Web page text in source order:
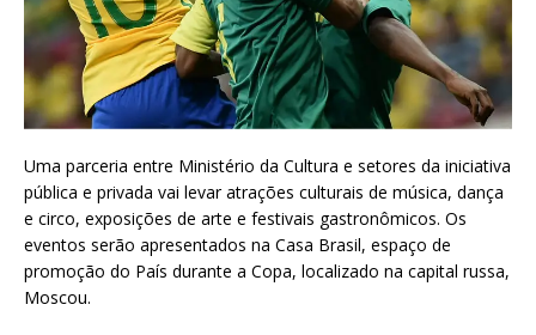
Uma parceria entre Ministério da Cultura e setores da iniciativa
pública e privada vai levar atrações culturais de música, dança
e circo, exposições de arte e festivais gastronômicos. Os
eventos serão apresentados na Casa Brasil, espaço de
promoção do País durante a Copa, localizado na capital russa,
Moscou.